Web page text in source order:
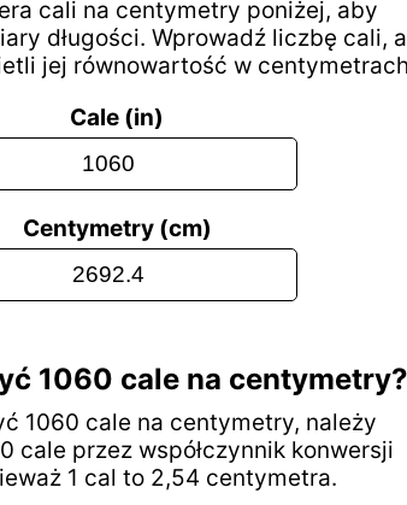
cali na centymetry poniżej, aby
długości. Wprowadź liczbę cali, a
jej równowartość w
Cale (in)
Centymetry (cm)
1060 cale na centymetry?
1060 cale na centymetry, należy
cale przez współczynnik konwersji
1 cal to 2,54 centymetra.